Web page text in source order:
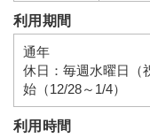
利用期間
通年
休日：毎週水曜日（
始（12/28～1/4）
利用時間